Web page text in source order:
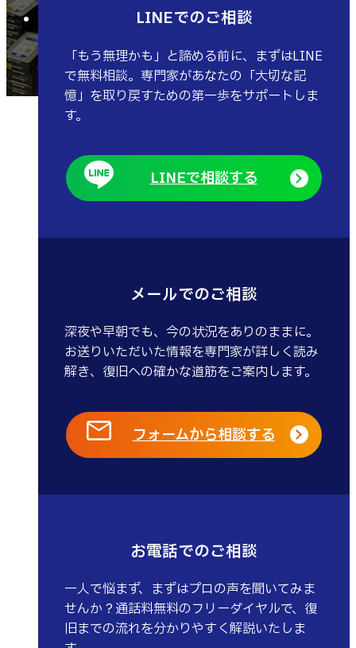
LINEでのご相談
「もう無理かも」と諦める前に、まずはLINE
で無料相談。専門家があなたの「大切な記
憶」を取り戻すための第一歩をサポートしま
す。
LINEで相談する
メールでのご相談
深夜や早朝でも、今の状況をありのままに。
お送りいただいた情報を専門家が詳しく読み
解き、復旧への確かな道筋をご案内します。
フォームから相談する
お電話でのご相談
一人で悩まず、まずはプロの声を聞いてみま
せんか？通話料無料のフリーダイヤルで、復
旧までの流れを分かりやすく解説いたしま